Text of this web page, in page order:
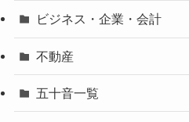
ビジネス・企業・会計
不動産
五十音一覧